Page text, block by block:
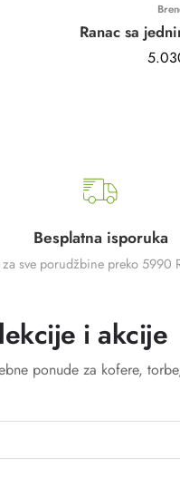
Besplatna isporuka
za sve porudžbine preko 5990
i akcije
ponude za kofere,